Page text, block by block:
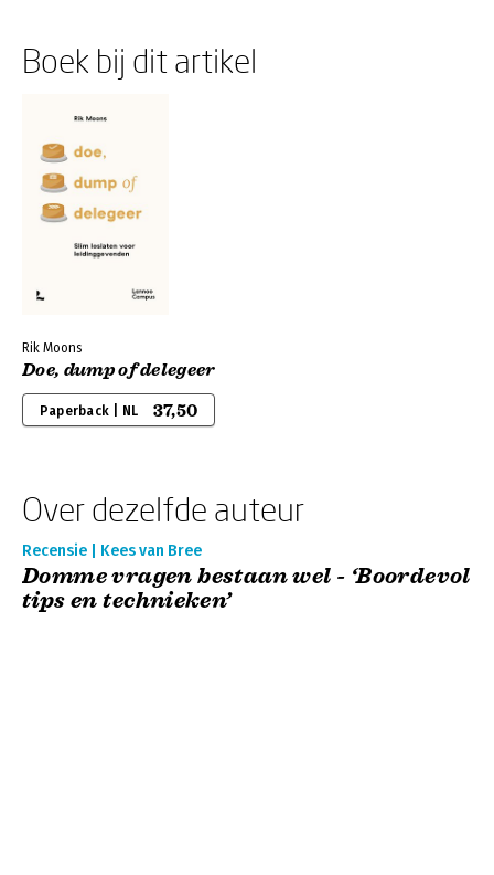
Boek bij dit artikel
Rik Moons
Doe, dump of delegeer
Paperback | NL 37,50
Over dezelfde auteur
Recensie | Kees van Bree
Domme vragen bestaan wel - ‘Boordevol
tips en technieken’